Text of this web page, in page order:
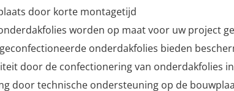
door korte montagetijd
worden op maat voor uw project
onderdakfolies bieden
door de confectionering van onderdakfolies
door technische ondersteuning op de